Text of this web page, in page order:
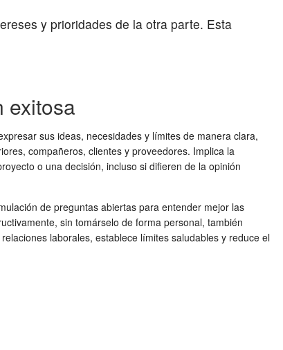
y prioridades de la otra parte. Esta
exitosa
sus ideas, necesidades y límites de manera clara,
compañeros, clientes y proveedores. Implica la
o una decisión, incluso si difieren de la opinión
de preguntas abiertas para entender mejor las
sin tomárselo de forma personal, también
laborales, establece límites saludables y reduce el